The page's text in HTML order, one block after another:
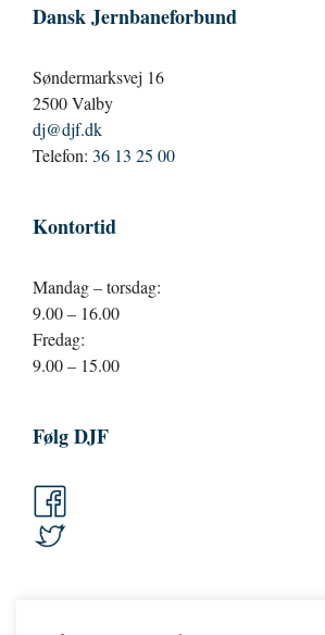
Dansk Jernbaneforbund
Søndermarksvej 16
2500 Valby
dj@djf.dk
Telefon: 36 13 25 00
Kontortid
Mandag – torsdag:
9.00 – 16.00
Fredag:
9.00 – 15.00
Følg DJF